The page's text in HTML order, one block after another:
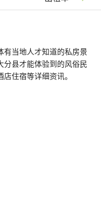
有当地人才知道的私房景
分县才能体验到的风俗民
住宿等详细资讯。